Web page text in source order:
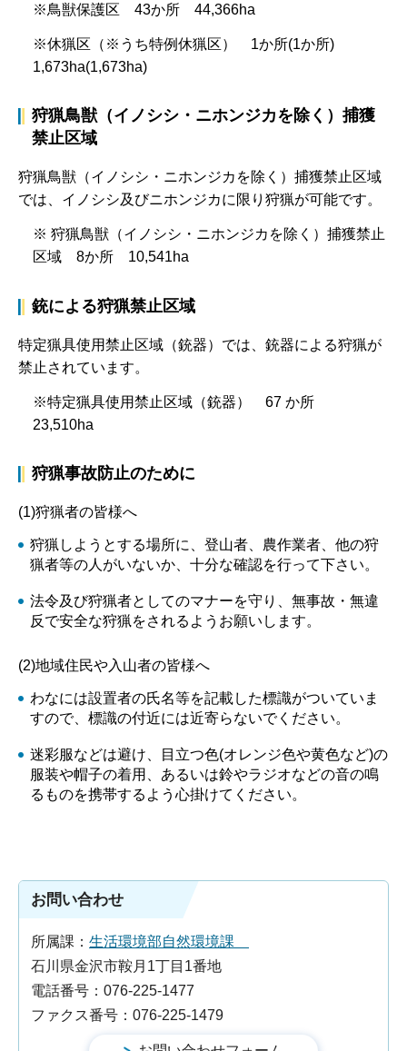
※鳥獣保護区 43か所 44,366ha
※休猟区（※うち特例休猟区） 1か所(1か所)
1,673ha(1,673ha)
狩猟鳥獣（イノシシ・ニホンジカを除く）捕獲
禁止区域
狩猟鳥獣（イノシシ・ニホンジカを除く）捕獲禁止区域
では、イノシシ及びニホンジカに限り狩猟が可能です。
※ 狩猟鳥獣（イノシシ・ニホンジカを除く）捕獲禁止
区域 8か所 10,541ha
銃による狩猟禁止区域
特定猟具使用禁止区域（銃器）では、銃器による狩猟が
禁止されています。
※特定猟具使用禁止区域（銃器） 67 か所
23,510ha
狩猟事故防止のために
(1)狩猟者の皆様へ
狩猟しようとする場所に、登山者、農作業者、他の狩
猟者等の人がいないか、十分な確認を行って下さい。
法令及び狩猟者としてのマナーを守り、無事故・無違
反で安全な狩猟をされるようお願いします。
(2)地域住民や入山者の皆様へ
わなには設置者の氏名等を記載した標識がついていま
すので、標識の付近には近寄らないでください。
迷彩服などは避け、目立つ色(オレンジ色や黄色など)の
服装や帽子の着用、あるいは鈴やラジオなどの音の鳴
るものを携帯するよう心掛けてください。
お問い合わせ
所属課： 生活環境部自然環境課
石川県金沢市鞍月1丁目1番地
電話番号：076-225-1477
ファクス番号：076-225-1479